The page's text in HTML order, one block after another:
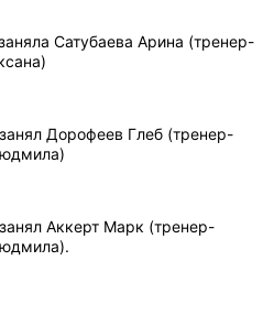
Сатубаева Арина (тренер-
Дорофеев Глеб (тренер-
Аккерт Марк (тренер-